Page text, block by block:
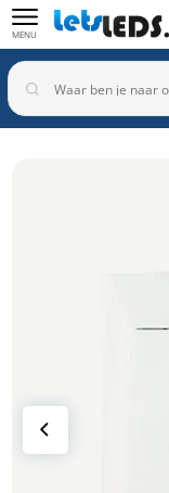
MENU